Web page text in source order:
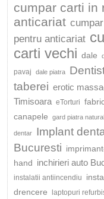
cumpar carti in
anticariat
pentru anticariat
carti vechi dale
pavaj dale piatra
taberei erotic
Timisoara eTorturi
canapele
gard piatra
dentar
Implant
Bucuresti
hand inchirieri auto
instalatii antiincendiu
drencere
laptopuri